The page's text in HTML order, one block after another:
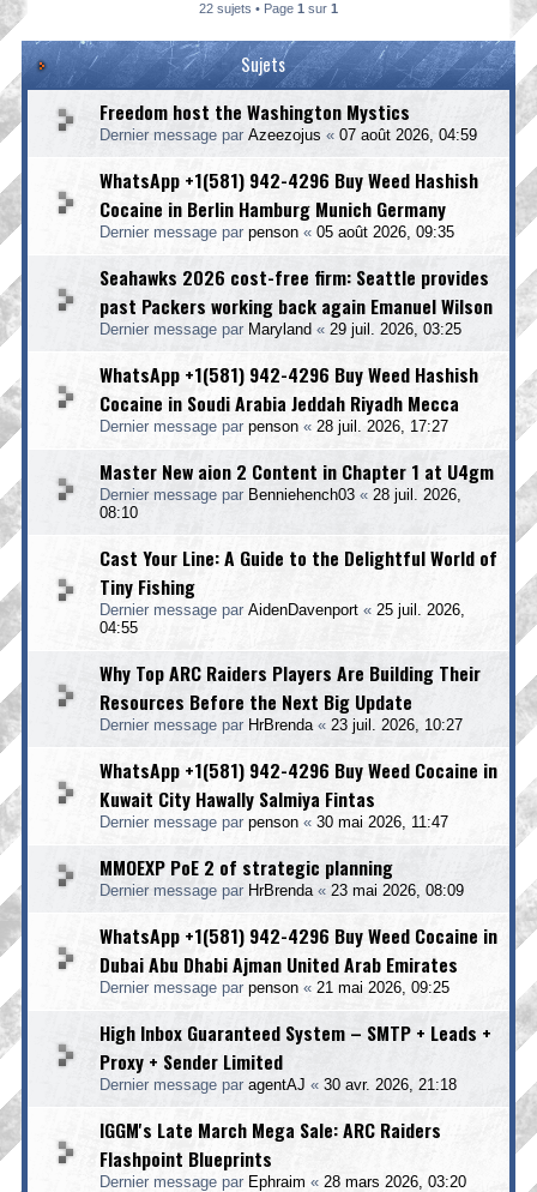
22 sujets • Page 1 sur 1
Sujets
Freedom host the Washington Mystics
Dernier message par Azeezojus « 07 août 2026, 04:59
WhatsApp +1(581) 942-4296 Buy Weed Hashish
Cocaine in Berlin Hamburg Munich Germany
Dernier message par penson « 05 août 2026, 09:35
Seahawks 2026 cost-free firm: Seattle provides
past Packers working back again Emanuel Wilson
Dernier message par Maryland « 29 juil. 2026, 03:25
WhatsApp +1(581) 942-4296 Buy Weed Hashish
Cocaine in Soudi Arabia Jeddah Riyadh Mecca
Dernier message par penson « 28 juil. 2026, 17:27
Master New aion 2 Content in Chapter 1 at U4gm
Dernier message par Benniehench03 « 28 juil. 2026,
08:10
Cast Your Line: A Guide to the Delightful World of
Tiny Fishing
Dernier message par AidenDavenport « 25 juil. 2026,
04:55
Why Top ARC Raiders Players Are Building Their
Resources Before the Next Big Update
Dernier message par HrBrenda« 23 juil. 2026, 10:27
WhatsApp +1(581) 942-4296 Buy Weed Cocaine in
Kuwait City Hawally Salmiya Fintas
Dernier message par penson « 30 mai 2026, 11:47
MMOEXP PoE 2 of strategic planning
Dernier message par HrBrenda« 23 mai 2026, 08:09
WhatsApp +1(581) 942-4296 Buy Weed Cocaine in
Dubai Abu Dhabi Ajman United Arab Emirates
Dernier message par penson « 21 mai 2026, 09:25
High Inbox Guaranteed System – SMTP + Leads +
Proxy + Sender Limited
Dernier message par agentAJ « 30 avr. 2026, 21:18
IGGM's Late March Mega Sale: ARC Raiders
Flashpoint Blueprints
Dernier message par Ephraim « 28 mars 2026, 03:20